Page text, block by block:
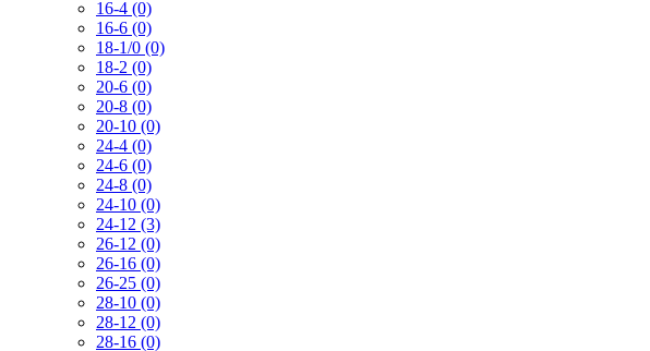
16-4 (0)
16-6 (0)
18-1/0 (0)
18-2 (0)
20-6 (0)
20-8 (0)
20-10 (0)
24-4 (0)
24-6 (0)
24-8 (0)
24-10 (0)
24-12 (3)
26-12 (0)
26-16 (0)
26-25 (0)
28-10 (0)
28-12 (0)
28-16 (0)